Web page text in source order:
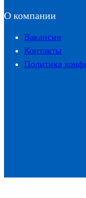
О компании
Вакансии
Контакты
Политика